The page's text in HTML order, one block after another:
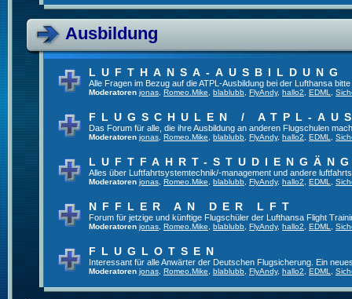
Ausbildung
LUFTHANSA-AUSBILDUNG
Alle Fragen im Bezug auf die ATPL-Ausbildung bei der Lufthansa
Moderatoren jonas Romeo.Mike blablubb FlyAndy, hallo2 EDML
FLUGSCHULEN / ATPL-
Das Forum für alle, die ihre Ausbildung an anderen Flugschulen
Moderatoren jonas Romeo.Mike blablubb FlyAndy, hallo2 EDML
LUFTFAHRT-
Alles über Luftfahrtsystemtechnik/-management und andere
Moderatoren jonas Romeo.Mike blablubb FlyAndy, hallo2 EDML
NFFLER AN DER LFT
Forum für jetzige und künftige Flugschüler der Lufthansa Flight
Moderatoren jonas Romeo.Mike blablubb FlyAndy, hallo2 EDML
FLUGLOTSEN
Interessant für alle Anwärter der Deutschen Flugsicherung. Ein
Moderatoren jonas Romeo.Mike blablubb FlyAndy, hallo2 EDML